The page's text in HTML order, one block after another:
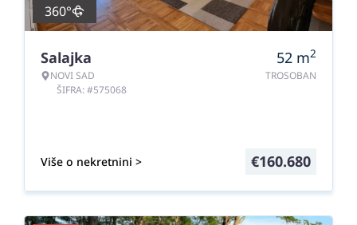
360°
Salajka
NOVI SAD
ŠIFRA: #575068
52 m2
TROSOBAN
Više o nekretnini > €160.680